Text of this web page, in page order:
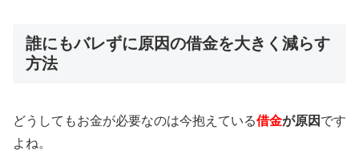
誰にもバレずに原因の借金を大きく減らす
方法
どうしてもお金が必要なのは今抱えている借金が原因 です
よね。